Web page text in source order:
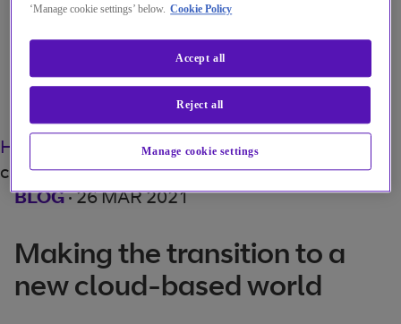
Menu
Home
Making the transition to a new
cloud-based world
BLOG·26 MAR 2021
Making the transition to a
new cloud-based world
‘Manage cookie settings’ below. Cookie Policy
Manage cookie settings
Reject all
Accept all